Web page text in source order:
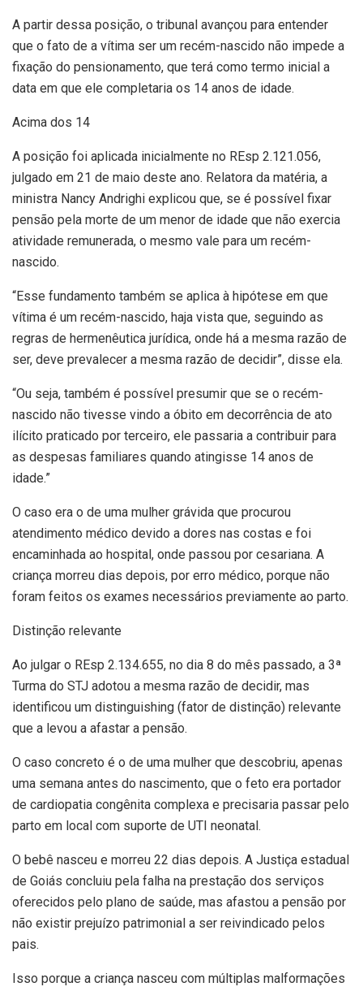
A partir dessa posição, o tribunal avançou para entender
que o fato de a vítima ser um recém-nascido não impede a
fixação do pensionamento, que terá como termo inicial a
data em que ele completaria os 14 anos de idade.
Acima dos 14
A posição foi aplicada inicialmente no REsp 2.121.056,
julgado em 21 de maio deste ano. Relatora da matéria, a
ministra Nancy Andrighi explicou que, se é possível fixar
pensão pela morte de um menor de idade que não exercia
atividade remunerada, o mesmo vale para um recém-
nascido.
“Esse fundamento também se aplica à hipótese em que
vítima é um recém-nascido, haja vista que, seguindo as
regras de hermenêutica jurídica, onde há a mesma razão de
ser, deve prevalecer a mesma razão de decidir”, disse ela.
“Ou seja, também é possível presumir que se o recém-
nascido não tivesse vindo a óbito em decorrência de ato
ilícito praticado por terceiro, ele passaria a contribuir para
as despesas familiares quando atingisse 14 anos de
idade.”
O caso era o de uma mulher grávida que procurou
atendimento médico devido a dores nas costas e foi
encaminhada ao hospital, onde passou por cesariana. A
criança morreu dias depois, por erro médico, porque não
foram feitos os exames necessários previamente ao parto.
Distinção relevante
Ao julgar o REsp 2.134.655, no dia 8 do mês passado, a 3ª
Turma do STJ adotou a mesma razão de decidir, mas
identificou um distinguishing (fator de distinção) relevante
que a levou a afastar a pensão.
O caso concreto é o de uma mulher que descobriu, apenas
uma semana antes do nascimento, que o feto era portador
de cardiopatia congênita complexa e precisaria passar pelo
parto em local com suporte de UTI neonatal.
O bebê nasceu e morreu 22 dias depois. A Justiça estadual
de Goiás concluiu pela falha na prestação dos serviços
oferecidos pelo plano de saúde, mas afastou a pensão por
não existir prejuízo patrimonial a ser reivindicado pelos
pais.
Isso porque a criança nasceu com múltiplas malformações